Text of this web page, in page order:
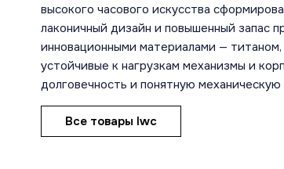
высокого часового искусства
лаконичный дизайн и повышенный запас
инновационными материалами —
устойчивые к нагрузкам механизмы и
долговечность и понятную
Все товары Iwc